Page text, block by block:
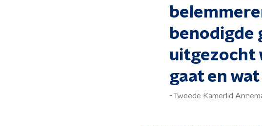
benodigde
uitgezocht
gaat en
Tweede Kamerlid